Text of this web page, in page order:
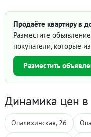
Продаёте квартиру в
Разместите
покупатели, которые
Разместить
Динамика цен в
Опалихинская, 26